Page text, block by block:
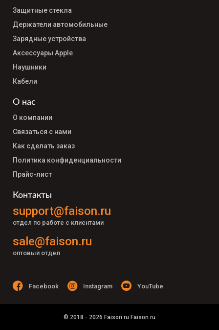
Защитные стекла
Держатели автомобильные
Зарядные устройства
Аксессуары Apple
Наушники
Кабели
О нас
О компании
Связаться с нами
Как сделать заказ
Политика конфиденциальности
Прайс-лист
Контакты
support@faison.ru
отдел по работе с клиентами
sale@faison.ru
оптовый отдел
Facebook Instagram YouTube
© 2018 - 2026 Faison.ru Faison.ru